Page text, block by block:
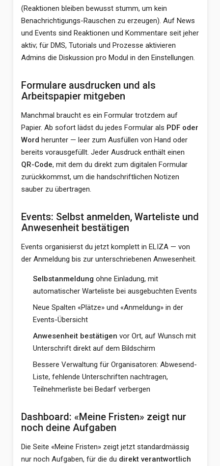
(Reaktionen bleiben bewusst stumm, um kein
Benachrichtigungs-Rauschen zu erzeugen). Auf News
und Events sind Reaktionen und Kommentare seit jeher
aktiv; für DMS, Tutorials und Prozesse aktivieren
Admins die Diskussion pro Modul in den Einstellungen.
Formulare ausdrucken und als
Arbeitspapier mitgeben
Manchmal braucht es ein Formular trotzdem auf
Papier. Ab sofort lädst du jedes Formular als PDF oder
Word herunter — leer zum Ausfüllen von Hand oder
bereits vorausgefüllt. Jeder Ausdruck enthält einen
QR-Code, mit dem du direkt zum digitalen Formular
zurückkommst, um die handschriftlichen Notizen
sauber zu übertragen.
Events: Selbst anmelden, Warteliste und
Anwesenheit bestätigen
Events organisierst du jetzt komplett in ELIZA — von
der Anmeldung bis zur unterschriebenen Anwesenheit.
Selbstanmeldung ohne Einladung, mit
automatischer Warteliste bei ausgebuchten Events
Neue Spalten «Plätze» und «Anmeldung» in der
Events-Übersicht
Anwesenheit bestätigen vor Ort, auf Wunsch mit
Unterschrift direkt auf dem Bildschirm
Bessere Verwaltung für Organisatoren: Abwesend-
Liste, fehlende Unterschriften nachtragen,
Teilnehmerliste bei Bedarf verbergen
Dashboard: «Meine Fristen» zeigt nur
noch deine Aufgaben
Die Seite «Meine Fristen» zeigt jetzt standardmässig
nur noch Aufgaben, für die du direkt verantwortlich